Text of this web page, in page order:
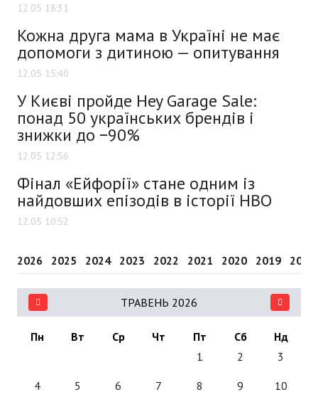
12.05 18:31
Кожна друга мама в Україні не має
допомоги з дитиною — опитування
12.05 15:40
У Києві пройде Hey Garage Sale:
понад 50 українських брендів і
знижки до −90%
12.05 12:56
Фінал «Ейфорії» стане одним із
найдовших епізодів в історії HBO
12.05 10:52
2026 2025 2024 2023 2022 2021 2020 2019 2018
ТРАВЕНЬ 2026
Пн Вт Ср Чт Пт Сб
Нд
1
2 3
4 5 6 7 8 9 10